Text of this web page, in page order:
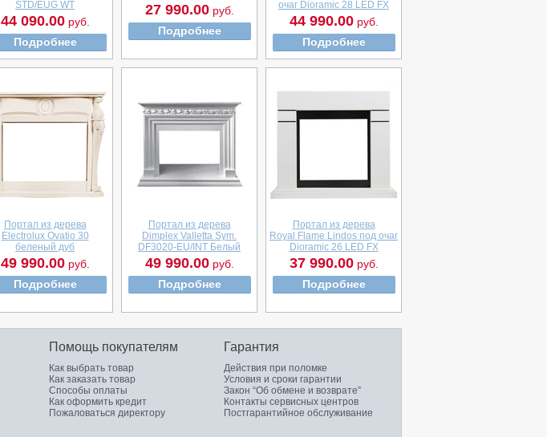
STD/EUG WT
44 090.00руб.
Подробнее
27 990.00руб.
Подробнее
очаг Dioramic 28 LED FX
44 990.00руб.
Подробнее
Портал из дерева
Electrolux Ovatio 30
беленый дуб
49 990.00руб.
Подробнее
Портал из дерева
Dimplex Valletta Sym.
DF3020-EU/INT Белый
49 990.00руб.
Подробнее
Портал из дерева
Royal Flame Lindos под очаг
Dioramic 26 LED FX
37 990.00руб.
Подробнее
Помощь покупателям
Как выбрать товар
Как заказать товар
Способы оплаты
Как оформить кредит
Пожаловаться директору
Гарантия
Действия при поломке
Условия и сроки гарантии
Закон “Об обмене и возврате”
Контакты сервисных центров
Постгарантийное обслуживание